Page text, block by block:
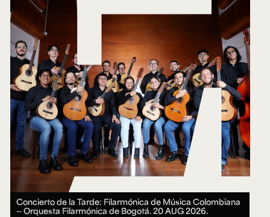
Concierto de la Tarde: Filarmónica de Música Colombiana
— Orquesta Filarmónica de Bogotá.20 AUG 2026.